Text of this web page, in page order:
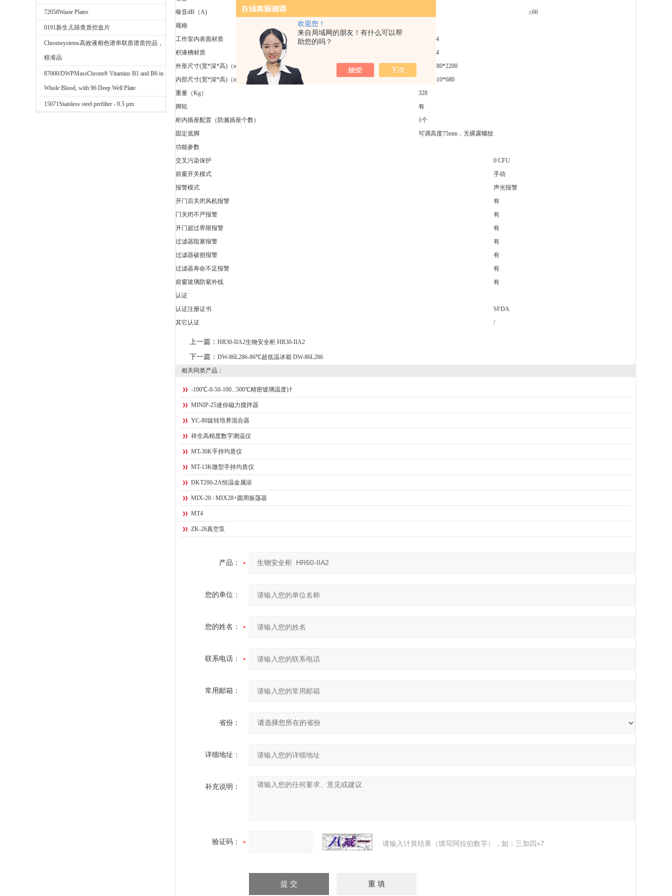
欢迎您！
来自局域网的朋友！有什么可以帮
助您的吗？
72058Waste Plates
0191新生儿筛查质控血片
Chromsystems高效液相色谱串联质谱质控品，
校准品
87000/DWPMassChrom® Vitamins B1 and B6 in
Whole Blood, with 96 Deep Well Plate
15071Stainless steel prefilter - 0.5 µm
噪音dB（A)
≤66
规格
工作室内表面材质
SUS304
积液槽材质
SUS304
外形尺寸(宽*深*高)（mm）
1976*780*2200
内部尺寸(宽*深*高)（mm）
1734*610*680
重量（Kg）
328
脚轮
有
柜内插座配置（防溅插座个数）
1个
固定底脚
可调高度75mm，无裸露螺纹
功能参数
交叉污染保护
0 CFU
前窗开关模式
手动
报警模式
声光报警
开门后关闭风机报警
有
门关闭不严报警
有
开门超过界限报警
有
过滤器阻塞报警
有
过滤器破损报警
有
过滤器寿命不足报警
有
前窗玻璃防紫外线
有
认证
认证注册证书
SFDA
其它认证
/
上一篇： HR30-IIA2生物安全柜 HR30-IIA2
下一篇： DW-86L286-86℃超低温冰箱 DW-86L286
相关同类产品：
-100℃-0-50-100...500℃精密玻璃温度计
MINIP-25迷你磁力搅拌器
YC-80旋转培养混合器
祥生高精度数字测温仪
MT-30K手持均质仪
MT-13K微型手持均质仪
DKT200-2A恒温金属浴
MIX-28 / MIX28+圆周振荡器
MT4
ZK-26真空泵
产品：
您的单位：
您的姓名：
联系电话：
常用邮箱：
省份：
详细地址：
补充说明：
验证码： 请输入计算结果（填写阿拉伯数字），如：三加四=7